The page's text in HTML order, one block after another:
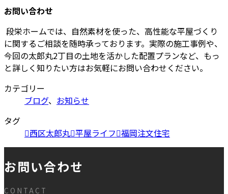
お問い合わせ
段栄ホームでは、自然素材を使った、高性能な平屋づくり
に関するご相談を随時承っております。実際の施工事例や、
今回の太郎丸2丁目の土地を活かした配置プランなど、もっ
と詳しく知りたい方はお気軽にお問い合わせください。
カテゴリー
ブログ、 お知らせ
タグ
西区太郎丸 平屋ライフ 福岡注文住宅
お問い合わせ
CONTACT